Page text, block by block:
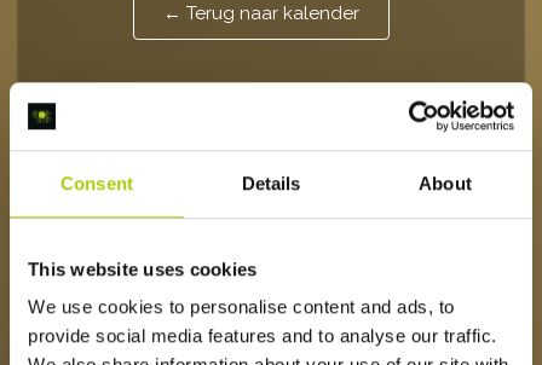
Consent Details About
This website uses cookies
We use cookies to personalise content and ads, to
provide social media features and to analyse our traffic.
← Terug naar kalender
MORNING SMASH – 21
MEI.
Speciaal voor jou organiseren wij op donderdag onze
Morning Smash!